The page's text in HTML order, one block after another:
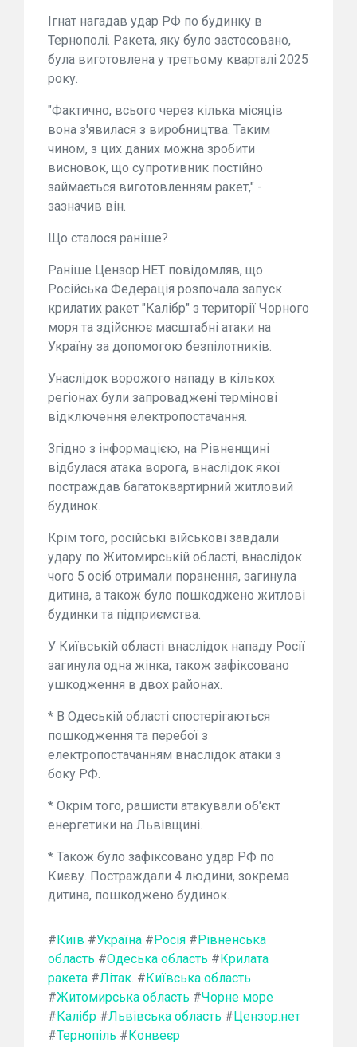
Ігнат нагадав удар РФ по будинку в
Тернополі. Ракета, яку було застосовано,
була виготовлена у третьому кварталі 2025
року.
"Фактично, всього через кілька місяців
вона з'явилася з виробництва. Таким
чином, з цих даних можна зробити
висновок, що супротивник постійно
займається виготовленням ракет," -
зазначив він.
Що сталося раніше?
Раніше Цензор.НЕТ повідомляв, що
Російська Федерація розпочала запуск
крилатих ракет "Калібр" з території Чорного
моря та здійснює масштабні атаки на
Україну за допомогою безпілотників.
Унаслідок ворожого нападу в кількох
регіонах були запроваджені термінові
відключення електропостачання.
Згідно з інформацією, на Рівненщині
відбулася атака ворога, внаслідок якої
постраждав багатоквартирний житловий
будинок.
Крім того, російські військові завдали
удару по Житомирській області, внаслідок
чого 5 осіб отримали поранення, загинула
дитина, а також було пошкоджено житлові
будинки та підприємства.
У Київській області внаслідок нападу Росії
загинула одна жінка, також зафіксовано
ушкодження в двох районах.
* В Одеській області спостерігаються
пошкодження та перебої з
електропостачанням внаслідок атаки з
боку РФ.
* Окрім того, рашисти атакували об'єкт
енергетики на Львівщині.
* Також було зафіксовано удар РФ по
Києву. Постраждали 4 людини, зокрема
дитина, пошкоджено будинок.
# Київ #Україна # Росія # Рівненська
область #Одеська область # Крилата
ракета #Літак. # Київська область
#Житомирська область #Чорне море
# Калібр #Львівська область # Цензор.нет
#Тернопіль # Конвеєр